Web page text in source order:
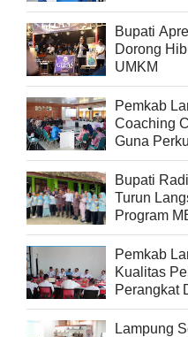
Bupati
Dorong
UMKM
Pemkab
Coaching
Guna
Bupati
Turun
Program
Pemkab
Kualitas
Perangkat
Lampung